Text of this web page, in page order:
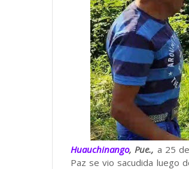
Huauchinango, Pue., a 25
Paz se vio sacudida luego